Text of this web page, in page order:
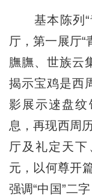
基本陈列“
厅，第一展厅“
膴膴、世族云
揭示宝鸡是西
影展示逨盘
息，再现西周
厅及礼定天
元，以何尊开
强调“中国”二